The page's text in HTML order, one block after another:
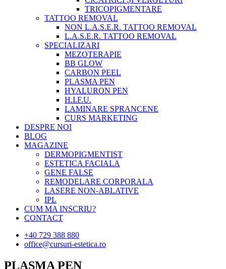
TRICOPIGMENTARE
TATTOO REMOVAL
NON L.A.S.E.R. TATTOO REMOVAL
L.A.S.E.R. TATTOO REMOVAL
SPECIALIZARI
MEZOTERAPIE
BB GLOW
CARBON PEEL
PLASMA PEN
HYALURON PEN
H.I.F.U.
LAMINARE SPRANCENE
CURS MARKETING
DESPRE NOI
BLOG
MAGAZINE
DERMOPIGMENTIST
ESTETICA FACIALA
GENE FALSE
REMODELARE CORPORALA
LASERE NON-ABLATIVE
IPL
CUM MA INSCRIU?
CONTACT
+40 729 388 880
office@cursuri-estetica.ro
PLASMA PEN